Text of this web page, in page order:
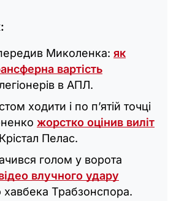
Миколенка: як
вартість
в АПЛ.
ходити і по п’ятій точці
жорстко оцінив виліт
Пелас.
голом у ворота
влучного удару
хавбека Трабзонспора.